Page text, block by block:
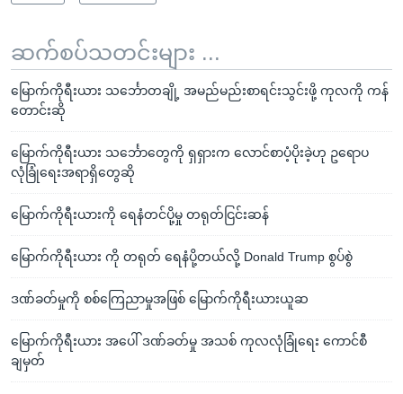
ဆက်စပ်သတင်းများ ...
မြောက်ကိုရီးယား သင်္ဘောတချို့ အမည်မည်းစာရင်းသွင်းဖို့ ကုလကို ကန်
တောင်းဆို
မြောက်ကိုရီးယား သင်္ဘောတွေကို ရှရှားက လောင်စာပံ့ပိုးခဲ့ဟု ဥရောပ
လုံခြုံရေးအရာရှိတွေဆို
မြောက်ကိုရီးယားကို ရေနံတင်ပို့မှု တရုတ်ငြင်းဆန်
မြောက်ကိုရီးယား ကို တရုတ် ရေနံပို့တယ်လို့ Donald Trump စွပ်စွဲ
ဒဏ်ခတ်မှုကို စစ်ကြေညာမှုအဖြစ် မြောက်ကိုရီးယားယူဆ
မြောက်ကိုရီးယား အပေါ် ဒဏ်ခတ်မှု အသစ် ကုလလုံခြုံရေး ကောင်စီ
ချမှတ်